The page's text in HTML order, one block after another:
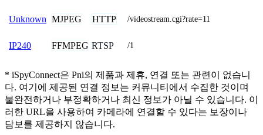
Unknown MJPEG HTTP /videostream.cgi?rate=11
IP240 FFMPEG RTSP /1
* iSpyConnect은 Pni의 제품과 제휴, 연결 또는 관련이 없습니
다. 여기에 제공된 연결 정보는 커뮤니티에서 수집한 것이며
불완전하거나 부정확하거나 최신 정보가 아닐 수 있습니다. 이
러한 URL을 사용하여 카메라에 연결할 수 있다는 보장이나
담보를 제공하지 않습니다.